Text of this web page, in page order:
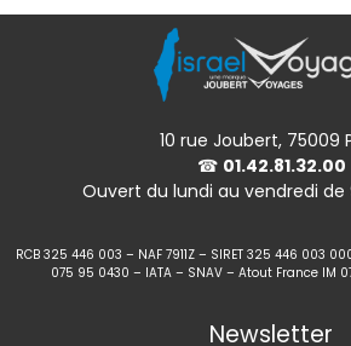
10 rue Joubert, 75009
☎ 01.42.81.32.00
Ouvert du lundi au vendredi de
RCB 325 446 003 – NAF 7911Z – SIRET 325 446 003
075 95 0430 – IATA – SNAV – Atout France IM
Newsletter